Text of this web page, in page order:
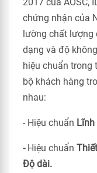
chứng nhận của
lường chất lượng
dạng và độ
hiệu chuẩn trong
bộ khách hàng
nhau:
- Hiệu chuẩn Lĩnh
- Hiệu chuẩn
Độ dài.